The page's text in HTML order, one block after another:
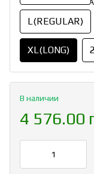
L(REGULAR)
XL(LONG)
В наличии
4 576.00